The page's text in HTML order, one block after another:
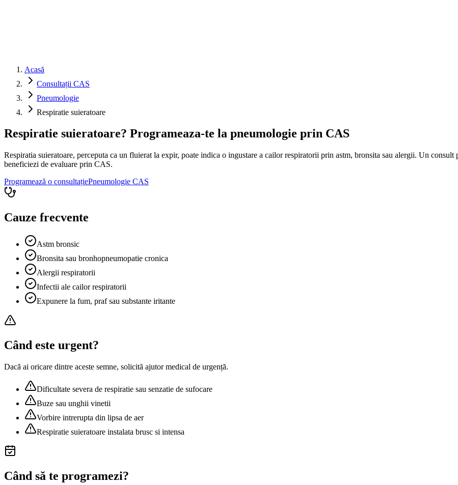
Acasă
Consultații CAS
Pneumologie
Respiratie suieratoare
Respiratie suieratoare? Programeaza-te la pneumologie prin CAS
Respiratia suieratoare, perceputa ca un fluierat la expir, poate indica o ingustare a cailor respiratorii prin astm, bronsita sau alergii. Un
beneficiezi de evaluare prin CAS.
Programează o consultațiePneumologie CAS
Cauze frecvente
Astm bronsic
Bronsita sau bronhopneumopatie cronica
Alergii respiratorii
Infectii ale cailor respiratorii
Expunere la fum, praf sau substante iritante
Când este urgent?
Dacă ai oricare dintre aceste semne, solicită ajutor medical de urgență.
Dificultate severa de respiratie sau senzatie de sufocare
Buze sau unghii vinetii
Vorbire intrerupta din lipsa de aer
Respiratie suieratoare instalata brusc si intensa
Când să te programezi?